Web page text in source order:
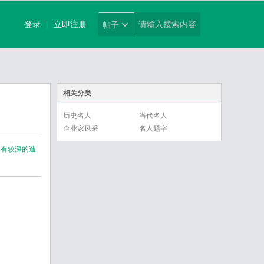
帖子
登录 | 立即注册
较深的造
相关分类
历史名人
当代名人
企业家风采
名人题字